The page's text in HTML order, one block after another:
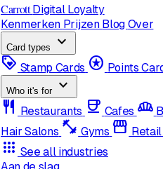
Carrott Digital Loyalty
Kenmerken Prijzen Blog Over
Card types
expand_more
loyalty Stamp Cards stars Points
Who it's for expand_more
restaurant Restaurants coffee Cafes bakery_dining
Hair Salons fitness_center Gyms storefront Retail
apps See all industries